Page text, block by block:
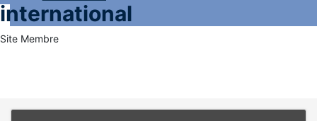
international
Site Membre